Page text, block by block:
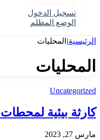
تسجيل الدخول
الوضع المظلم
الرئيسية| المحليات
المحليات
Uncategorized
كارثة بيئية
مارس 27, 2023